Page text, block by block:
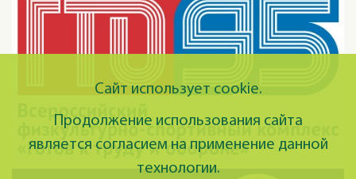
Сайт использует cookie.
Продолжение использования сайта
является согласием на применение данной
технологии.